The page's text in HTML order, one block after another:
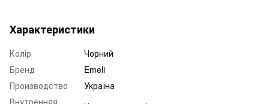
Характеристики
Колір
Чорний
Бренд
Emeli
Производство
Україна
Внутренняя